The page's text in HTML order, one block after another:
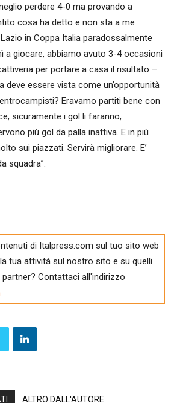
perdere 4-0 ma provando a
cosa ha detto e non sta a me
in Coppa Italia paradossalmente
a giocare, abbiamo avuto 3-4 occasioni
per portare a casa il risultato –
deve essere vista come un’opportunità
Eravamo partiti bene con
sicuramente i gol li faranno,
più gol da palla inattiva. E in più
sui piazzati. Servirà migliorare. E’
squadra”.
di Italpress.com sul tuo sito web
tua attività sul nostro sito e su quelli
Contattaci all'indirizzo
ALTRO DALL'AUTORE